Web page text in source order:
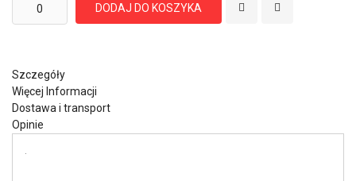
DODAJ DO KOSZYKA
Szczegóły
Więcej Informacji
Dostawa i transport
Opinie